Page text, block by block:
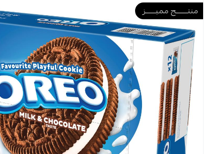
منتــــــــج مميـــــــز